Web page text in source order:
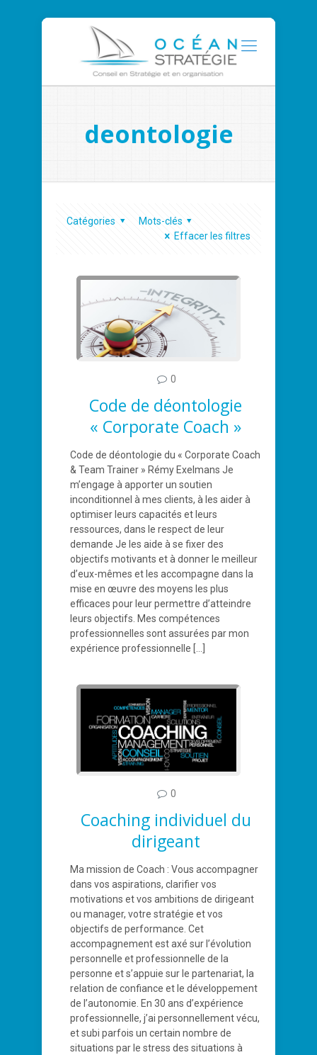
deontologie
Catégories
Mots-clés
Effacer les filtres
0
Code de déontologie
« Corporate Coach »
Code de déontologie du « Corporate Coach
& Team Trainer » Rémy Exelmans Je
m’engage à apporter un soutien
inconditionnel à mes clients, à les aider à
optimiser leurs capacités et leurs
ressources, dans le respect de leur
demande Je les aide à se fixer des
objectifs motivants et à donner le meilleur
d’eux-mêmes et les accompagne dans la
mise en œuvre des moyens les plus
efficaces pour leur permettre d’atteindre
leurs objectifs. Mes compétences
professionnelles sont assurées par mon
expérience professionnelle
0
Coaching individuel du
dirigeant
Ma mission de Coach : Vous accompagner
dans vos aspirations, clarifier vos
motivations et vos ambitions de dirigeant
ou manager, votre stratégie et vos
objectifs de performance. Cet
accompagnement est axé sur l’évolution
personnelle et professionnelle de la
personne et s’appuie sur le partenariat, la
relation de confiance et le développement
de l’autonomie. En 30 ans d’expérience
professionnelle, j’ai personnellement vécu,
et subi parfois un certain nombre de
situations par le stress des situations à